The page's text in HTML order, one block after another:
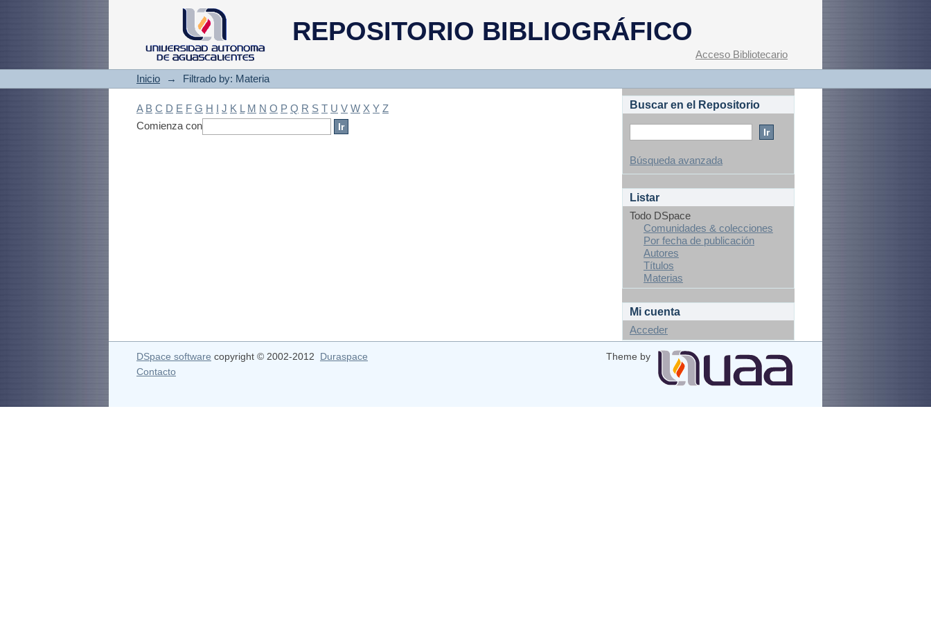
REPOSITORIO BIBLIOGRÁFICO
Filtrado by: Materia
Acceso Bibliotecario
Inicio → Filtrado by: Materia
A B C D E F G H I J K L M N O P Q R S T U V W X Y Z
Comienza con
Buscar en el Repositorio
Búsqueda avanzada
Listar
Todo DSpace
Comunidades & colecciones
Por fecha de publicación
Autores
Títulos
Materias
Mi cuenta
Acceder
DSpace software copyright © 2002-2012 Duraspace
Theme by
Contacto